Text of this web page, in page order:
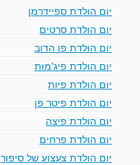
יום הולדת ספיידרמן
יום הולדת סרטים
יום הולדת פו הדוב
יום הולדת פיג'מות
יום הולדת פיות
יום הולדת פיטר פן
יום הולדת פיצה
יום הולדת פרחים
יום הולדת צעצוע של סיפור